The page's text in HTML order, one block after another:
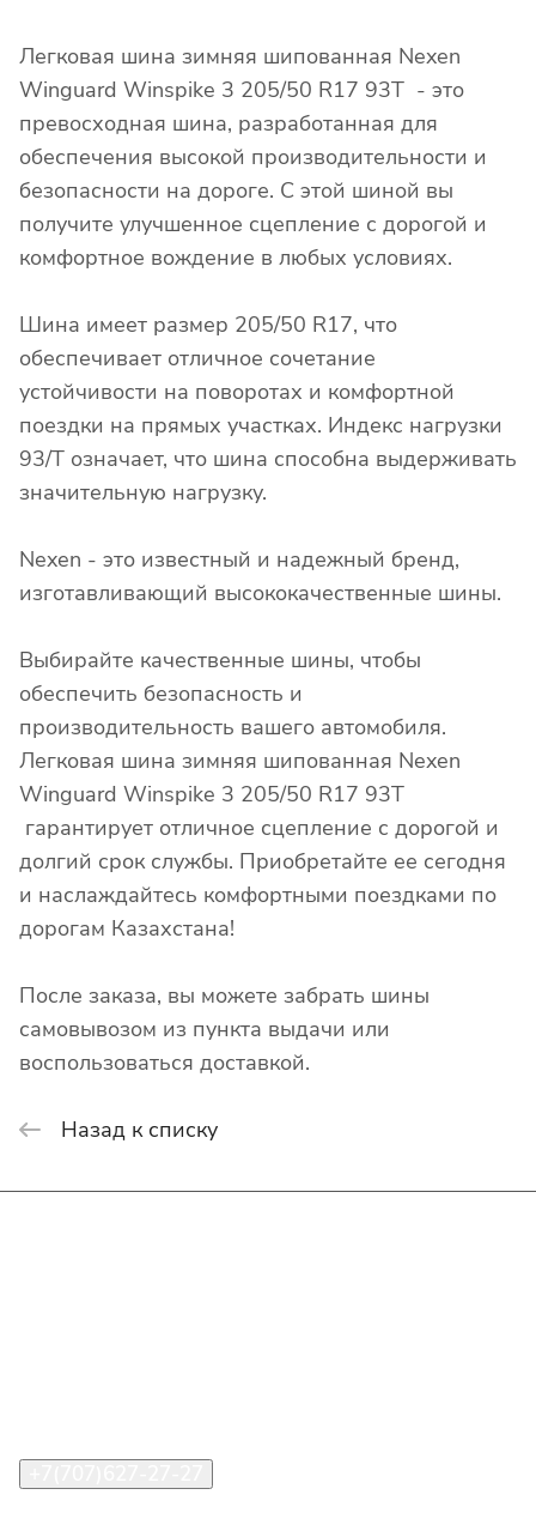
Легковая шина зимняя шипованная Nexen
Winguard Winspike 3 205/50 R17 93T - это
превосходная шина, разработанная для
обеспечения высокой производительности и
безопасности на дороге. С этой шиной вы
получите улучшенное сцепление с дорогой и
комфортное вождение в любых условиях.
Шина имеет размер 205/50 R17, что
обеспечивает отличное сочетание
устойчивости на поворотах и комфортной
поездки на прямых участках. Индекс нагрузки
93/T означает, что шина способна выдерживать
значительную нагрузку.
Nexen - это известный и надежный бренд,
изготавливающий высококачественные шины.
Выбирайте качественные шины, чтобы
обеспечить безопасность и
производительность вашего автомобиля.
Легковая шина зимняя шипованная Nexen
Winguard Winspike 3 205/50 R17 93T
гарантирует отличное сцепление с дорогой и
долгий срок службы. Приобретайте ее сегодня
и наслаждайтесь комфортными поездками по
дорогам Казахстана!
После заказа, вы можете забрать шины
самовывозом из пункта выдачи или
воспользоваться доставкой.
Назад к списку